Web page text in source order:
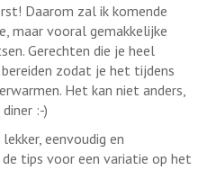
Daarom zal ik komende
maar vooral gemakkelijke
Gerechten die je heel
zodat je het tijdens
Het kan niet anders,
:-)
eenvoudig en
tips voor een variatie op het